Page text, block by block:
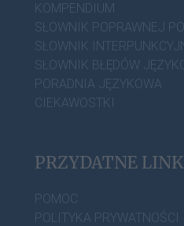
KOMPENDIUM
SŁOWNIK POPRAWNEJ
SŁOWNIK
SŁOWNIK BŁĘDÓW
PORADNIA JĘZYKOWA
CIEKAWOSTKI
PRZYDATNE
POMOC
POLITYKA PRYWATNOŚCI